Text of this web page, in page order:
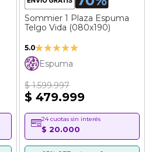
Sommier 1 Plaza Espuma
Telgo Vida (080x190)
5.0Valoración:
100%
Espuma
$ 1.599.997
$ 479.999
24 cuotas sin interés
$ 20.000